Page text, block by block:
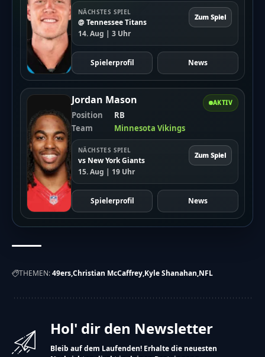
NÄCHSTES SPIEL
@ Tennessee Titans
14. Aug | 3 Uhr
Zum Spiel
Spielerprofil News
AKTIV
Jordan Mason
Position
RB
Team
Minnesota Vikings
NÄCHSTES SPIEL
vs New York Giants
15. Aug | 19 Uhr
Zum Spiel
Spielerprofil News
THEMEN:49ersChristian McCaffrey Kyle Shanahan NFL
Hol' dir den Newsletter
Bleib auf dem Laufenden! Erhalte die neuesten